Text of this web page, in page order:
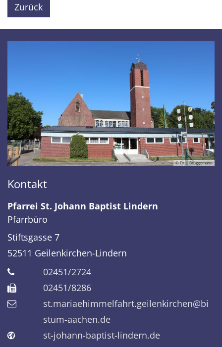
Zurück
© Dr. J. Brüggemann
Kontakt
Pfarrei St. Johann Baptist Lindern
Pfarrbüro
Stiftsgasse 7
52511 Geilenkirchen-Lindern
02451/2724
02451/8286
st.mariaehimmelfahrt.geilenkirchen@bi
stum-aachen.de
st-johann-baptist-lindern.de